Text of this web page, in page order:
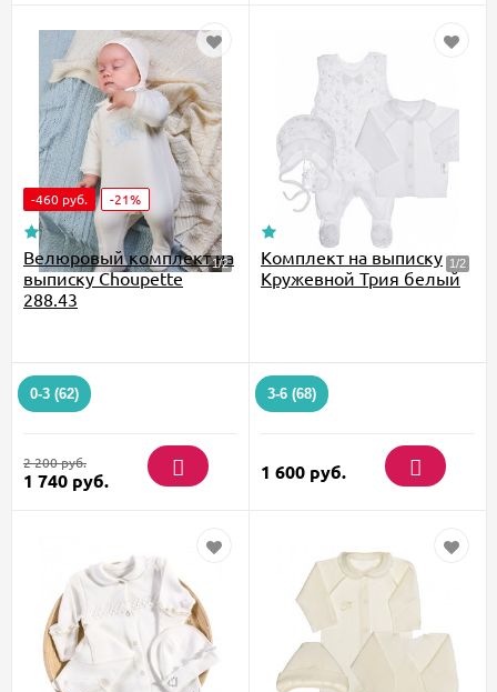
-460 руб. -21%
Велюровый комплект на
выписку Choupette
288.43
0-3 (62)
2 200руб.
1 740 руб.
Комплект на выписку
Кружевной Трия белый
3-6 (68)
1 600 руб.